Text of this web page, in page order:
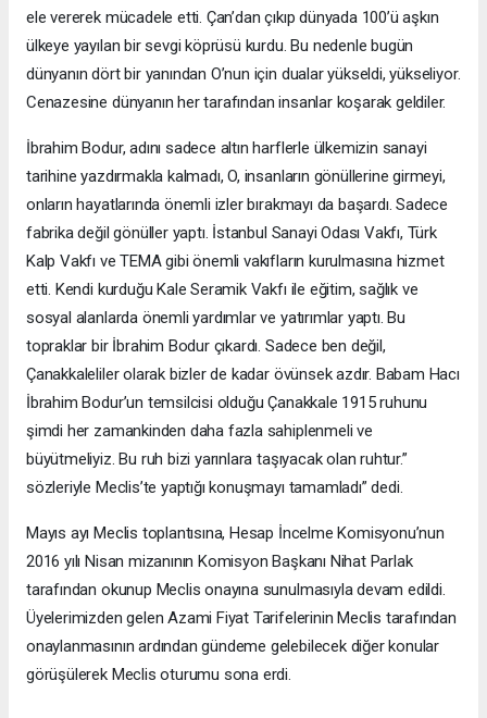
ele vererek mücadele etti. Çan’dan çıkıp dünyada 100’ü aşkın
ülkeye yayılan bir sevgi köprüsü kurdu. Bu nedenle bugün
dünyanın dört bir yanından O’nun için dualar yükseldi, yükseliyor.
Cenazesine dünyanın her tarafından insanlar koşarak geldiler.
İbrahim Bodur, adını sadece altın harflerle ülkemizin sanayi
tarihine yazdırmakla kalmadı, O, insanların gönüllerine girmeyi,
onların hayatlarında önemli izler bırakmayı da başardı. Sadece
fabrika değil gönüller yaptı. İstanbul Sanayi Odası Vakfı, Türk
Kalp Vakfı ve TEMA gibi önemli vakıfların kurulmasına hizmet
etti. Kendi kurduğu Kale Seramik Vakfı ile eğitim, sağlık ve
sosyal alanlarda önemli yardımlar ve yatırımlar yaptı. Bu
topraklar bir İbrahim Bodur çıkardı. Sadece ben değil,
Çanakkaleliler olarak bizler de kadar övünsek azdır. Babam Hacı
İbrahim Bodur’un temsilcisi olduğu Çanakkale 1915 ruhunu
şimdi her zamankinden daha fazla sahiplenmeli ve
büyütmeliyiz. Bu ruh bizi yarınlara taşıyacak olan ruhtur.”
sözleriyle Meclis’te yaptığı konuşmayı tamamladı” dedi.
Mayıs ayı Meclis toplantısına, Hesap İncelme Komisyonu’nun
2016 yılı Nisan mizanının Komisyon Başkanı Nihat Parlak
tarafından okunup Meclis onayına sunulmasıyla devam edildi.
Üyelerimizden gelen Azami Fiyat Tarifelerinin Meclis tarafından
onaylanmasının ardından gündeme gelebilecek diğer konular
görüşülerek Meclis oturumu sona erdi.